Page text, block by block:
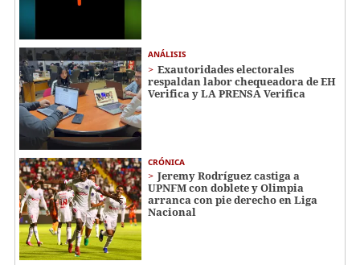
ANÁLISIS
Exautoridades electorales
respaldan labor chequeadora de EH
Verifica y LA PRENSA Verifica
CRÓNICA
Jeremy Rodríguez castiga a
UPNFM con doblete y Olimpia
arranca con pie derecho en Liga
Nacional